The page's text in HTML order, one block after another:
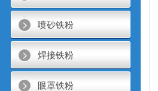
喷砂铁粉
焊接铁粉
眼罩铁粉